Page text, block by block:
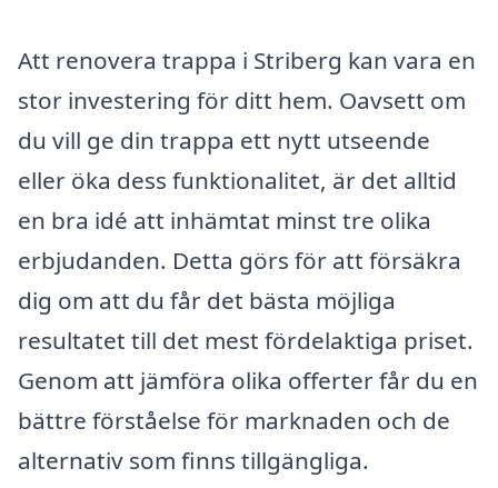
Att renovera trappa i Striberg kan vara en
stor investering för ditt hem. Oavsett om
du vill ge din trappa ett nytt utseende
eller öka dess funktionalitet, är det alltid
en bra idé att inhämtat minst tre olika
erbjudanden. Detta görs för att försäkra
dig om att du får det bästa möjliga
resultatet till det mest fördelaktiga priset.
Genom att jämföra olika offerter får du en
bättre förståelse för marknaden och de
alternativ som finns tillgängliga.